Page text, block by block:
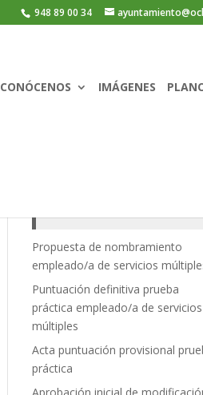
948 89 00 34
CONÓCENOS IMÁGENES
Propuesta de nombramiento
empleado/a de servicios
Puntuación definitiva prueba
práctica empleado/a de servicios
múltiples
Acta puntuación provisional
práctica